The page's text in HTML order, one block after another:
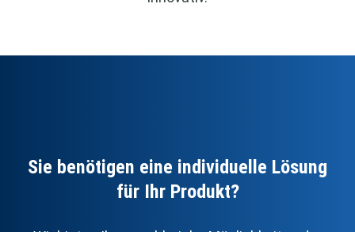
Sie benötigen eine individuelle Lösung
für Ihr Produkt?